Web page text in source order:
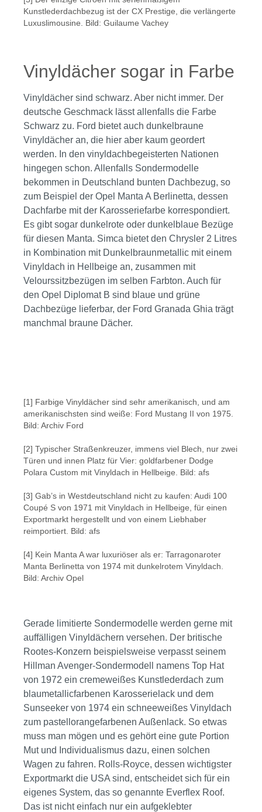
Kunstlederdachbezug ist der CX Prestige, die verlängerte
Luxuslimousine. Bild: Guilaume Vachey
Vinyldächer sogar in Farbe
Vinyldächer sind schwarz. Aber nicht immer. Der
deutsche Geschmack lässt allenfalls die Farbe
Schwarz zu. Ford bietet auch dunkelbraune
Vinyldächer an, die hier aber kaum geordert
werden. In den vinyldachbegeisterten Nationen
hingegen schon. Allenfalls Sondermodelle
bekommen in Deutschland bunten Dachbezug, so
zum Beispiel der Opel Manta A Berlinetta, dessen
Dachfarbe mit der Karosseriefarbe korrespondiert.
Es gibt sogar dunkelrote oder dunkelblaue Bezüge
für diesen Manta. Simca bietet den Chrysler 2 Litres
in Kombination mit Dunkelbraunmetallic mit einem
Vinyldach in Hellbeige an, zusammen mit
Velourssitzbezügen im selben Farbton. Auch für
den Opel Diplomat B sind blaue und grüne
Dachbezüge lieferbar, der Ford Granada Ghia trägt
manchmal braune Dächer.
[1] Farbige Vinyldächer sind sehr amerikanisch, und am
amerikanischsten sind weiße: Ford Mustang II von 1975.
Bild: Archiv Ford
[2] Typischer Straßenkreuzer, immens viel Blech, nur zwei
Türen und innen Platz für Vier: goldfarbener Dodge
Polara Custom mit Vinyldach in Hellbeige. Bild: afs
[3] Gab’s in Westdeutschland nicht zu kaufen: Audi 100
Coupé S von 1971 mit Vinyldach in Hellbeige, für einen
Exportmarkt hergestellt und von einem Liebhaber
reimportiert. Bild: afs
[4] Kein Manta A war luxuriöser als er: Tarragonaroter
Manta Berlinetta von 1974 mit dunkelrotem Vinyldach.
Bild: Archiv Opel
Gerade limitierte Sondermodelle werden gerne mit
auffälligen Vinyldächern versehen. Der britische
Rootes-Konzern beispielsweise verpasst seinem
Hillman Avenger-Sondermodell namens Top Hat
von 1972 ein cremeweißes Kunstlederdach zum
blaumetallicfarbenen Karosserielack und dem
Sunseeker von 1974 ein schneeweißes Vinyldach
zum pastellorangefarbenen Außenlack. So etwas
muss man mögen und es gehört eine gute Portion
Mut und Individualismus dazu, einen solchen
Wagen zu fahren. Rolls-Royce, dessen wichtigster
Exportmarkt die USA sind, entscheidet sich für ein
eigenes System, das so genannte Everflex Roof.
Das ist nicht einfach nur ein aufgeklebter